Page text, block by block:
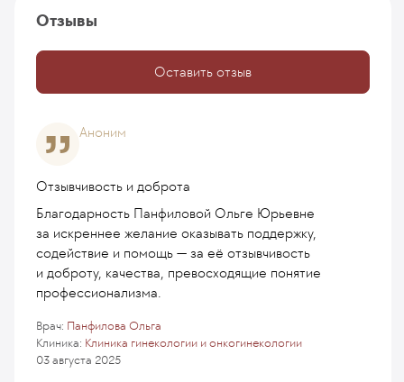
Отзывы
Оставить отзыв
Аноним
Отзывчивость и доброта
Благодарность Панфиловой Ольге Юрьевне
за искреннее желание оказывать поддержку,
содействие и помощь — за её отзывчивость
и доброту, качества, превосходящие понятие
профессионализма.
Клиника: Клиника гинекологии и онкогинекологии
Врач: Панфилова Ольга
03 августа 2025